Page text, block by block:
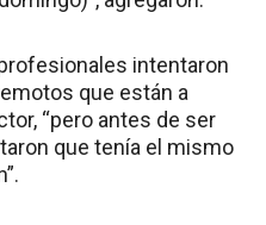
intentaron
que están a
“pero antes de ser
que tenía el mismo